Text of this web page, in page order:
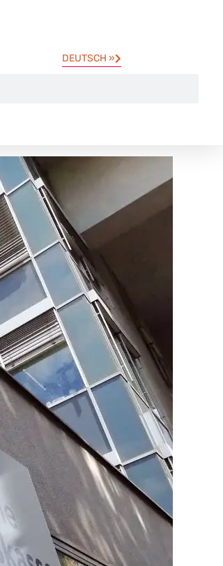
DEUTSCH »